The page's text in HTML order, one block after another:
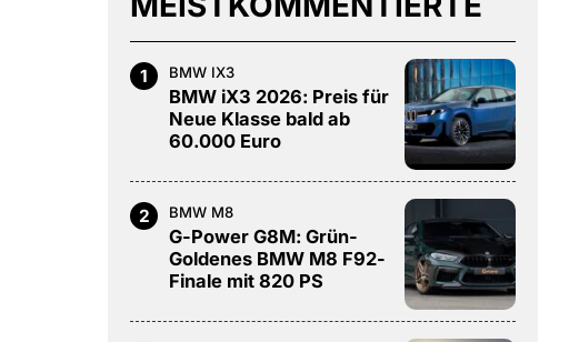
1 BMW IX3
BMW iX3 2026: Preis für
Neue Klasse bald ab
60.000 Euro
2 BMW M8
G-Power G8M: Grün-
Goldenes BMW M8 F92-
Finale mit 820 PS